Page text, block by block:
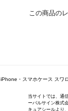
この商品の
iPhone・スマホケース スワ
当サイトでは、通
ーバルサイン株式
キュアシールより